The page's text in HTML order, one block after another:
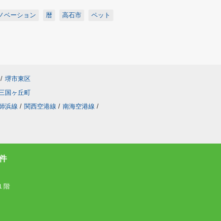
ベーション 暦 高石市 ペット
/ 堺市東区
国ヶ丘町
浜線 / 関西空港線 / 南海空港線 /
階